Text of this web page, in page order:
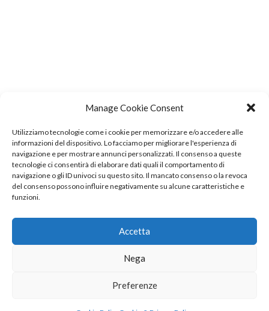
Manage Cookie Consent
Utilizziamo tecnologie come i cookie per memorizzare e/o accedere alle
informazioni del dispositivo. Lo facciamo per migliorare l'esperienza di
navigazione e per mostrare annunci personalizzati. Il consenso a queste
tecnologie ci consentirà di elaborare dati quali il comportamento di
navigazione o gli ID univoci su questo sito. Il mancato consenso o la revoca
del consenso possono influire negativamente su alcune caratteristiche e
funzioni.
Accetta
Nega
Preferenze